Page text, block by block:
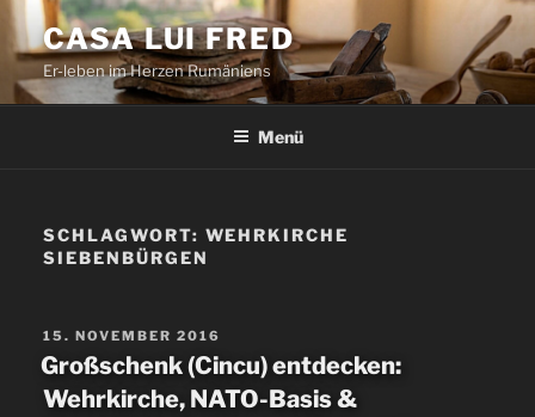
Zum
Inhalt
springen
CASA LUI FRED
Er-leben im Herzen Rumäniens
Menü
SCHLAGWORT: WEHRKIRCHE
SIEBENBÜRGEN
VERÖFFENTLICHT
AM
15. NOVEMBER 2016
Großschenk (Cincu) entdecken:
Wehrkirche, NATO-Basis &